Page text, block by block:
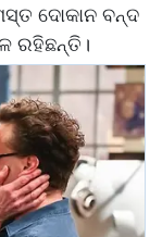
ଦୋକାନ ବନ୍ଦ
ରହିଛନ୍ତି।